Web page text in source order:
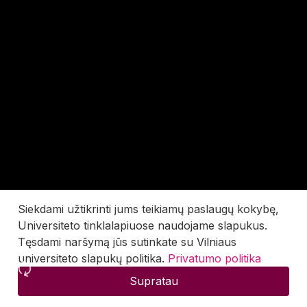
Siekdami užtikrinti jums teikiamų paslaugų kokybę,
Universiteto tinklalapiuose naudojame slapukus.
Tęsdami naršymą jūs sutinkate su Vilniaus
universiteto slapukų politika. Privatumo politika
Supratau